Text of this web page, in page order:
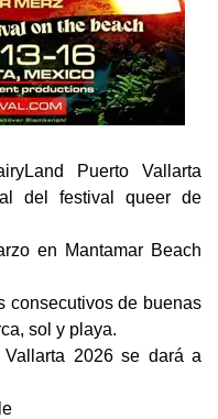
Puerto Vallarta
del festival queer de
en Mantamar Beach
consecutivos de buenas
sol y playa.
2026 se dará a